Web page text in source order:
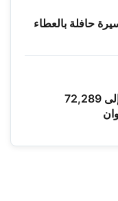
حافلة بالعطاء
ارتفاع حصيلة الشهداء في قطاع غزة إلى 72,289